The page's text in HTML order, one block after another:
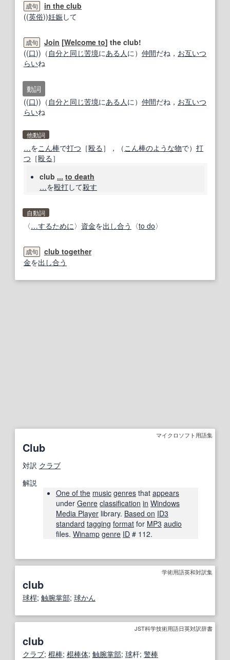
成句
in the club
((英俗))妊娠して
成句 Join [Welcome to] the club!
((口))（ 自分と同じ苦境にある人に） 仲間だね， お互いつ
らいね
動詞
((口))（ 自分と同じ苦境にある人に） 仲間だね， お互いつ
らいね
他動詞
…をこん棒で打つ ［殴る ］，（こん棒のような物で） 打
つ ［殴る ］
club ... to death
…を殴打して殺す
自動詞
〈…するために〉 資金を出し合う 〈to do〉
成句
club together
金を出し合う
マイクロソフト用語集
Club
対訳 クラブ
解説
One of the music genres that appears
under Genre classification in Windows
Media Player library. Based on ID3
standard tagging format for MP3 audio
files. Winamp genre ID # 112.
学術用語英和対訳集
club
球桿; 触腕掌部; 球かん
JST科学技術用語日英対訳辞書
club
クラブ; 棍棒; 棍棒体; 触腕掌部; 球杆; 警棒